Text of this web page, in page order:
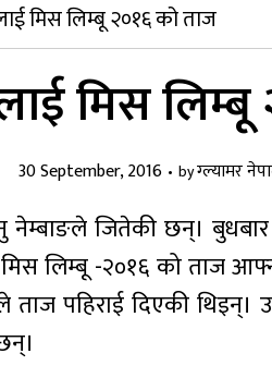
मिस लिम्बू २०१६ को ताज
मिस
30 September, 2016 byग्ल्यामर
जितेकी छन्। बुधबार
मिस लिम्बू -२०१६ को ताज
ताज पहिराई दिएकी